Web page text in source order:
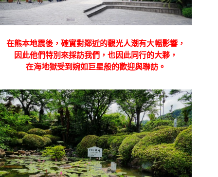
在熊本地震後，確實對鄰近的觀光人潮有大幅影響，
因此他們特別來採訪我們，也因此同行的大夥，
在海地獄受到婉如巨星般的歡迎與聯訪。